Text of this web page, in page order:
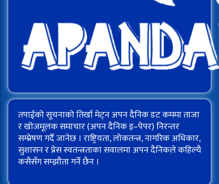
तपाईको सूचनाको तिर्खा मेट्न अपन दैनिक डट कममा ताजा
र खोजमूलक समाचार (अपन दैनिक इ–पेपर) निरन्तर
सम्प्रेषण गर्दै जानेछ । राष्ट्रियता, लोकतन्त्र, नागरिक अधिकार,
सुशासन र प्रेस स्वतन्त्रताका सवालमा अपन दैनिकले कहिल्यै
कसैसँग सम्झौता गर्ने छैन ।